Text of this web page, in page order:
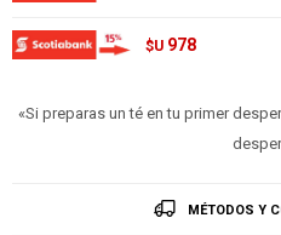
$U 978
«Si preparas un té en tu primer
MÉTODOS Y